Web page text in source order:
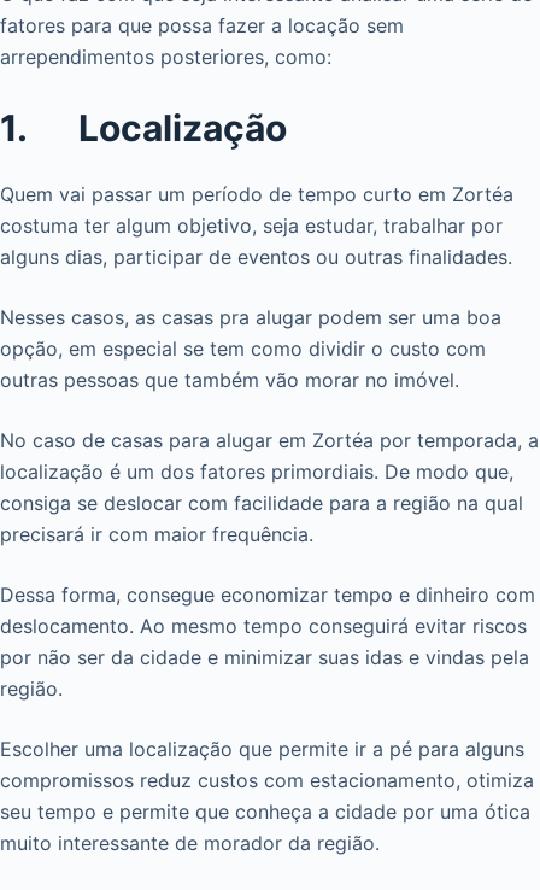
fatores para que possa fazer a locação sem
arrependimentos posteriores, como:
1. Localização
Quem vai passar um período de tempo curto em Zortéa
costuma ter algum objetivo, seja estudar, trabalhar por
alguns dias, participar de eventos ou outras finalidades.
Nesses casos, as casas pra alugar podem ser uma boa
opção, em especial se tem como dividir o custo com
outras pessoas que também vão morar no imóvel.
No caso de casas para alugar em Zortéa por temporada, a
localização é um dos fatores primordiais. De modo que,
consiga se deslocar com facilidade para a região na qual
precisará ir com maior frequência.
Dessa forma, consegue economizar tempo e dinheiro com
deslocamento. Ao mesmo tempo conseguirá evitar riscos
por não ser da cidade e minimizar suas idas e vindas pela
região.
Escolher uma localização que permite ir a pé para alguns
compromissos reduz custos com estacionamento, otimiza
seu tempo e permite que conheça a cidade por uma ótica
muito interessante de morador da região.